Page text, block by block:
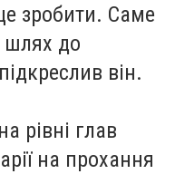
зробити. Саме
шлях до
він.
рівні глав
на прохання